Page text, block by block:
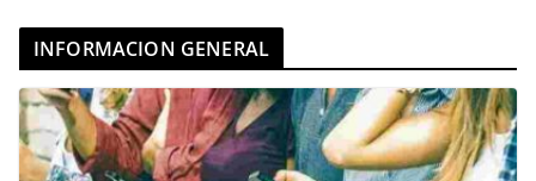
INFORMACION GENERAL